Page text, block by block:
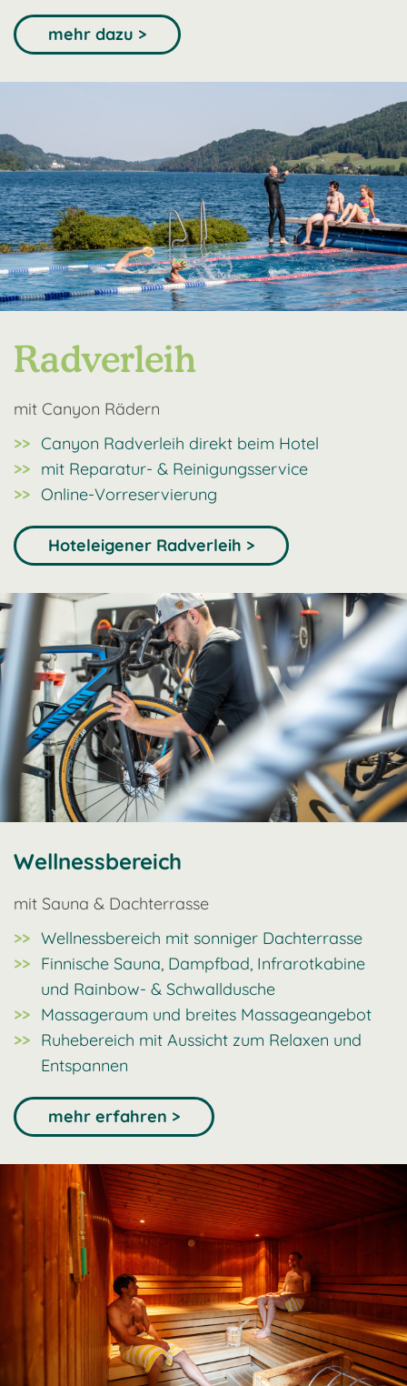
mehr dazu >
Radverleih
mit Canyon Rädern
Canyon Radverleih direkt beim Hotel
mit Reparatur- & Reinigungsservice
Online-Vorreservierung
Hoteleigener Radverleih >
Wellnessbereich
mit Sauna & Dachterrasse
Wellnessbereich mit sonniger Dachterrasse
Finnische Sauna, Dampfbad, Infrarotkabine
und Rainbow- & Schwalldusche
Massageraum und breites Massageangebot
Ruhebereich mit Aussicht zum Relaxen und
Entspannen
mehr erfahren >